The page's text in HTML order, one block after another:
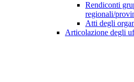
Rendiconti
regionali/
Atti degli
Articolazione degli